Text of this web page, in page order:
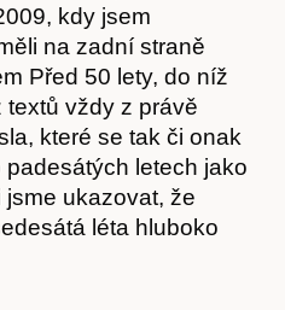
kdy jsem
na zadní straně
Před 50 lety, do níž
vždy z právě
které se tak či onak
letech jako
jsme ukazovat, že
léta hluboko